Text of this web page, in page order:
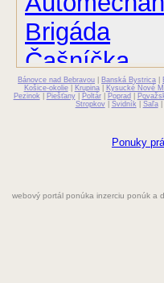
Brigáda
Čašníčka
Čašník
Farmaceut
Grafik
Bánovce nad Bebravou Banská Bystrica
Košice-okolie| Krupina| Kysucké Nové
Pezinok
Piešťany| Poltár| Poprad
Stropkov| Svidník Šaľa|
Ponuky
webový portál ponúka inzerciu ponúk a